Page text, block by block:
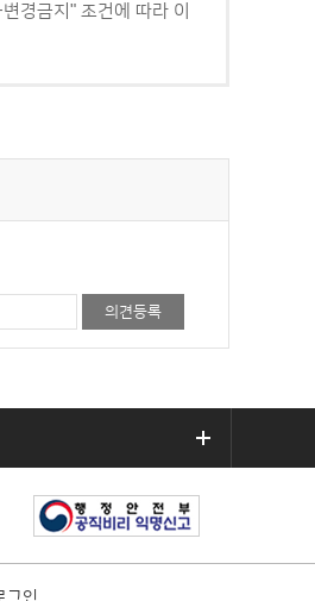
경금지" 조건에 따라 이